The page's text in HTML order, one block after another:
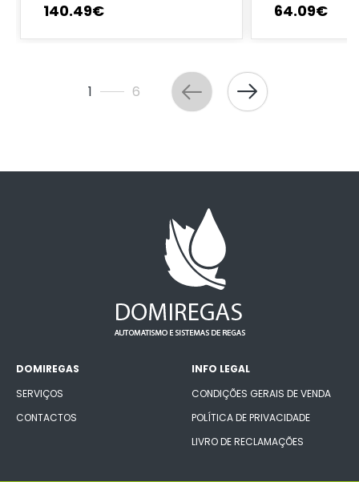
140.49€ 64.09€
1 6
DOMIREGAS
SERVIÇOS
CONTACTOS
INFO LEGAL
CONDIÇÕES GERAIS DE VENDA
POLÍTICA DE PRIVACIDADE
LIVRO DE RECLAMAÇÕES